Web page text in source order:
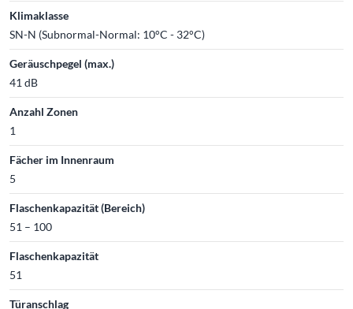
Klimaklasse
SN-N (Subnormal-Normal: 10°C - 32°C)
Geräuschpegel (max.)
41 dB
Anzahl Zonen
1
Fächer im Innenraum
5
Flaschenkapazität (Bereich)
51 – 100
Flaschenkapazität
51
Türanschlag